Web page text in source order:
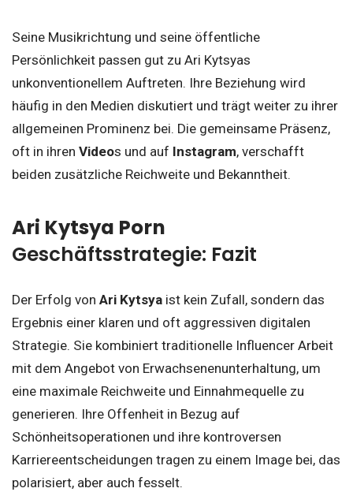
Seine Musikrichtung und seine öffentliche
Persönlichkeit passen gut zu Ari Kytsyas
unkonventionellem Auftreten. Ihre Beziehung wird
häufig in den Medien diskutiert und trägt weiter zu ihrer
allgemeinen Prominenz bei. Die gemeinsame Präsenz,
oft in ihren Videos und auf Instagram, verschafft
beiden zusätzliche Reichweite und Bekanntheit.
Ari Kytsya Porn
Geschäftsstrategie: Fazit
Der Erfolg von Ari Kytsya ist kein Zufall, sondern das
Ergebnis einer klaren und oft aggressiven digitalen
Strategie. Sie kombiniert traditionelle Influencer Arbeit
mit dem Angebot von Erwachsenenunterhaltung, um
eine maximale Reichweite und Einnahmequelle zu
generieren. Ihre Offenheit in Bezug auf
Schönheitsoperationen und ihre kontroversen
Karriereentscheidungen tragen zu einem Image bei, das
polarisiert, aber auch fesselt.